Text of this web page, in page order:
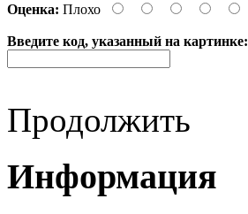
Оценка: Плохо
Введите код, указанный на картинке:
Продолжить
Информация